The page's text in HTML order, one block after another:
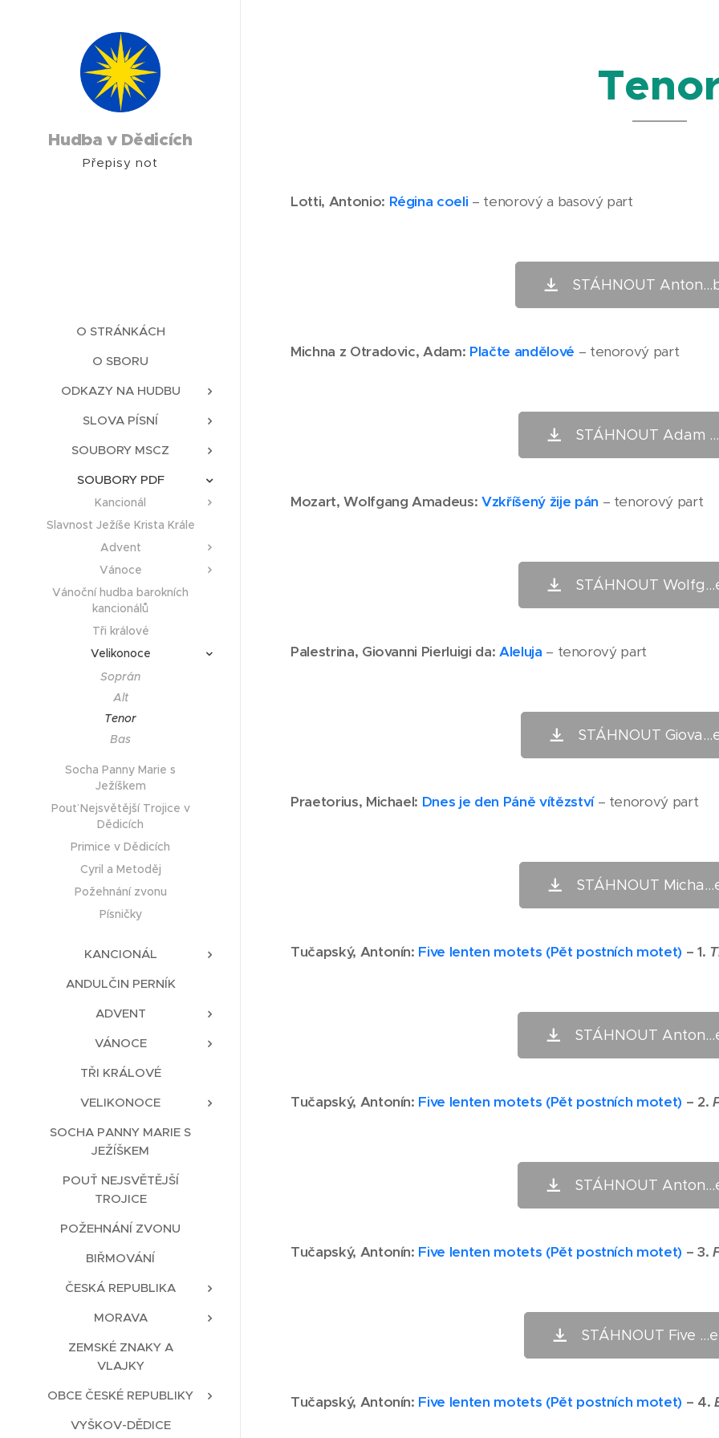
Hudba v Dědicích
Přepisy not
O STRÁNKÁCH
O SBORU
ODKAZY NA HUDBU
SLOVA PÍSNÍ
SOUBORY MSCZ
SOUBORY PDF
Kancionál
Slavnost Ježíše Krista Krále
Advent
Vánoce
Vánoční hudba barokních
kancionálů
Tři králové
Velikonoce
Soprán
Alt
Tenor
Bas
Socha Panny Marie s
Ježíškem
Pouť Nejsvětější Trojice v
Dědicích
Primice v Dědicích
Cyril a Metoděj
Požehnání zvonu
Písničky
KANCIONÁL
ANDULČIN PERNÍK
ADVENT
VÁNOCE
TŘI KRÁLOVÉ
VELIKONOCE
SOCHA PANNY MARIE S
JEŽÍŠKEM
POUŤ NEJSVĚTĚJŠÍ
TROJICE
POŽEHNÁNÍ ZVONU
BIŘMOVÁNÍ
ČESKÁ REPUBLIKA
MORAVA
ZEMSKÉ ZNAKY A
VLAJKY
OBCE ČESKÉ REPUBLIKY
VYŠKOV-DĚDICE
Lotti, Antonio: Régina coeli – tenorový a basový part
STÁHNOUT
Michna z Otradovic, Adam: Plačte andělové – tenorový part
STÁHNOUT Adam
Mozart, Wolfgang Amadeus:Vzkříšený žije pán – tenorový part
STÁHNOUT
Palestrina, Giovanni Pierluigi da: Aleluja – tenorový part
STÁHNOUT
Praetorius, Michael: Dnes je den Páně vítězství – tenorový part
STÁHNOUT
Tučapský, Antonín: Five lenten motets (Pět postních motet) – 1.
STÁHNOUT
Tučapský, Antonín: Five lenten motets (Pět postních motet) – 2.
STÁHNOUT
Tučapský, Antonín: Five lenten motets (Pět postních motet) – 3.
STÁHNOUT Five
Tučapský, Antonín: Five lenten motets (Pět postních motet) – 4.